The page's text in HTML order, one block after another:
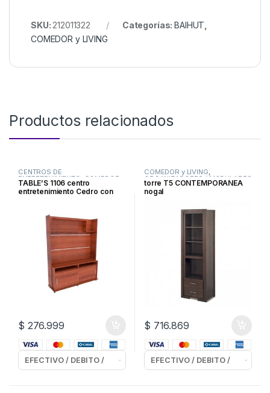
SKU: 212011322 Categorías:BAIHUT
COMEDOR y LIVING
Productos relacionados
CENTROS DE
ENTRETENIMIENTO, COMEDOR y
LIVING
TABLE’S 1106 centro
entretenimiento Cedro con
$ 276.999
COMEDOR y LIVING,
ORGANIZADORES / MODULARES
torre T5 CONTEMPORANEA
nogal
$ 716.869